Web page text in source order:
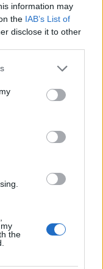
information may
the IAB’s List of
disclose it to other
the